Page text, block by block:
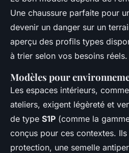
Une chaussure parfaite pour
devenir un danger sur un
aperçu des profils types
à trier selon vos besoins réels.
Modèles pour
Les espaces intérieurs,
ateliers, exigent légèreté et
de type S1P (comme la
conçus pour ces contextes.
protection, une semelle